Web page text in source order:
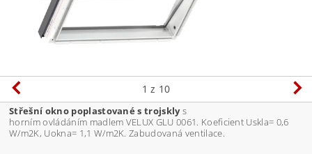
1 z 10
Střešní okno poplastované s trojsklys
horním ovládáním madlem VELUX GLU 0061. Koeficient Uskla= 0,6
W/m2K, Uokna= 1,1 W/m2K. Zabudovaná ventilace.